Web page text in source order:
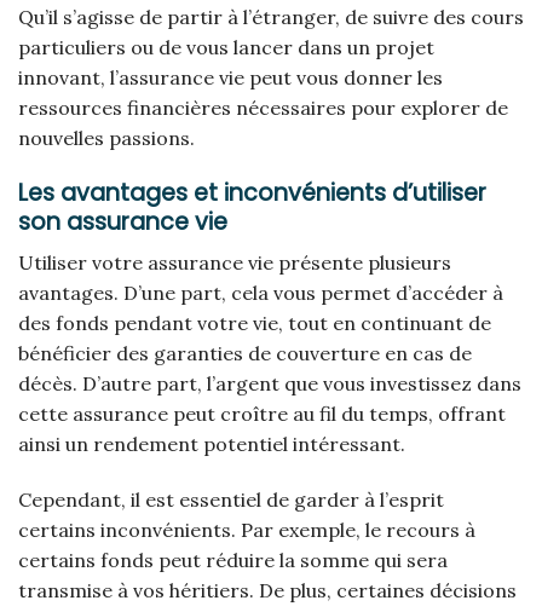
Qu’il s’agisse de partir à l’étranger, de suivre des cours
particuliers ou de vous lancer dans un projet
innovant, l’assurance vie peut vous donner les
ressources financières nécessaires pour explorer de
nouvelles passions.
Les avantages et inconvénients d’utiliser
son assurance vie
Utiliser votre assurance vie présente plusieurs
avantages. D’une part, cela vous permet d’accéder à
des fonds pendant votre vie, tout en continuant de
bénéficier des garanties de couverture en cas de
décès. D’autre part, l’argent que vous investissez dans
cette assurance peut croître au fil du temps, offrant
ainsi un rendement potentiel intéressant.
Cependant, il est essentiel de garder à l’esprit
certains inconvénients. Par exemple, le recours à
certains fonds peut réduire la somme qui sera
transmise à vos héritiers. De plus, certaines décisions